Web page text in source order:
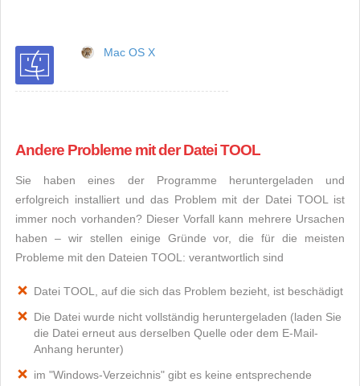
Mac OS X
Andere Probleme mit der Datei TOOL
Sie haben eines der Programme heruntergeladen und
erfolgreich installiert und das Problem mit der Datei TOOL ist
immer noch vorhanden? Dieser Vorfall kann mehrere Ursachen
haben – wir stellen einige Gründe vor, die für die meisten
Probleme mit den Dateien TOOL: verantwortlich sind
Datei TOOL, auf die sich das Problem bezieht, ist beschädigt
Die Datei wurde nicht vollständig heruntergeladen (laden Sie
die Datei erneut aus derselben Quelle oder dem E-Mail-
Anhang herunter)
im "Windows-Verzeichnis" gibt es keine entsprechende